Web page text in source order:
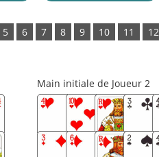
5 6 7 8 9 10 11 12
Main initiale de Joueur 2